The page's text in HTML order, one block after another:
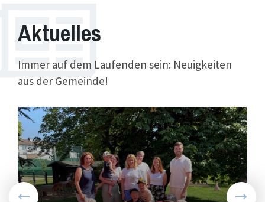
Aktuelles
Immer auf dem Laufenden sein: Neuigkeiten
aus der Gemeinde!
Weiter